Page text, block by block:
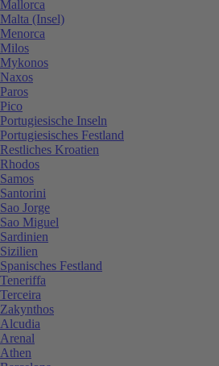
Mallorca
Malta (Insel)
Menorca
Milos
Mykonos
Naxos
Paros
Pico
Portugiesische Inseln
Portugiesisches Festland
Restliches Kroatien
Rhodos
Samos
Santorini
Sao Jorge
Sao Miguel
Sardinien
Sizilien
Spanisches Festland
Teneriffa
Terceira
Zakynthos
Alcudia
Arenal
Athen